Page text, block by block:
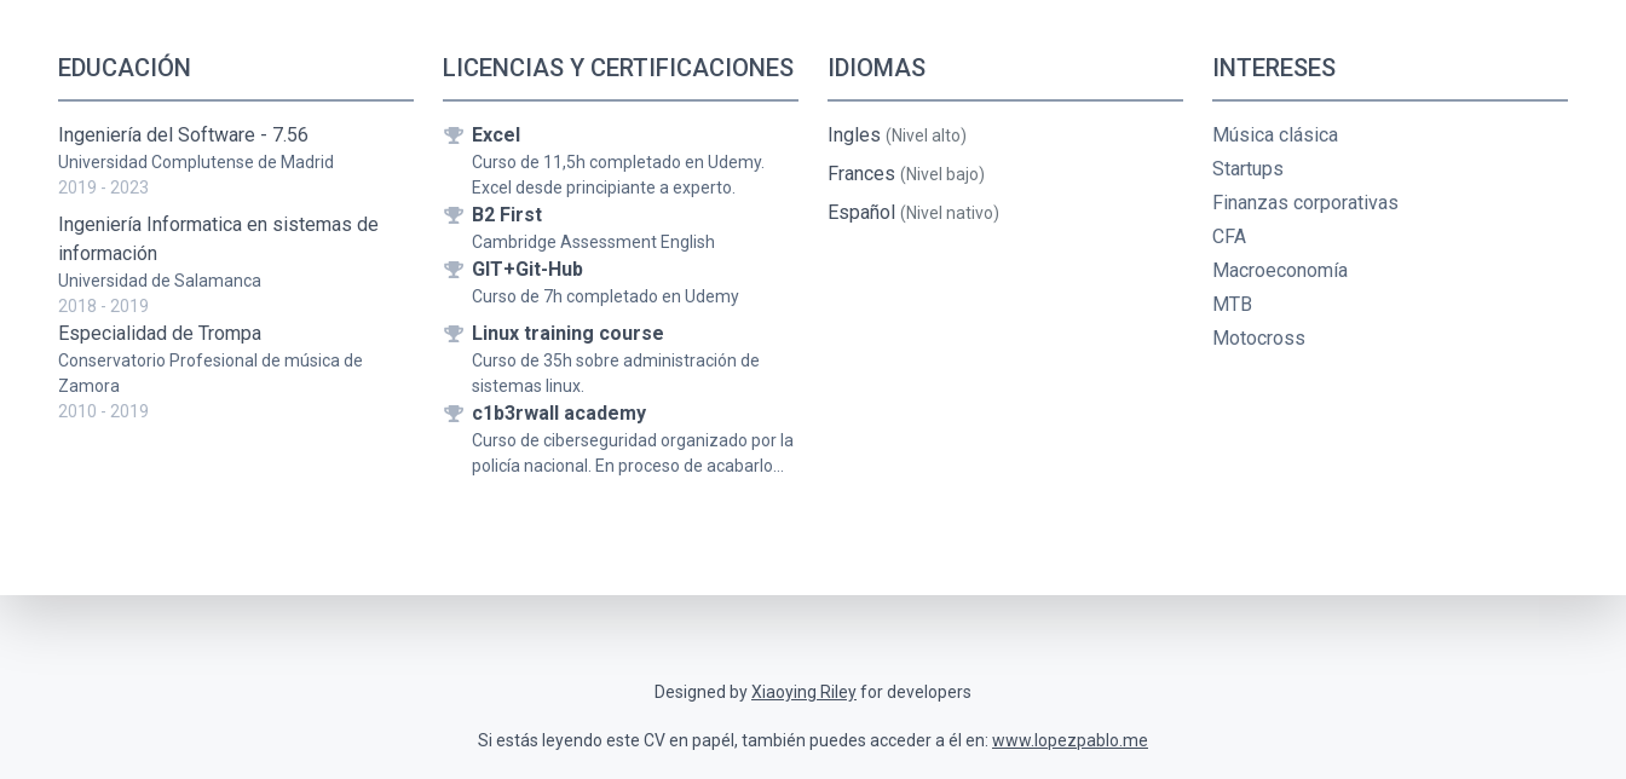
EDUCACIÓN
Ingeniería del Software - 7.56
Universidad Complutense de Madrid
2019 - 2023
Ingeniería Informatica en sistemas de
información
Universidad de Salamanca
2018 - 2019
Especialidad de Trompa
Conservatorio Profesional de música de
Zamora
2010 - 2019
LICENCIAS Y CERTIFICACIONES
Excel
Curso de 11,5h completado en Udemy.
Excel desde principiante a experto.
B2 First
Cambridge Assessment English
GIT+Git-Hub
Curso de 7h completado en Udemy
Linux training course
Curso de 35h sobre administración de
sistemas linux.
c1b3rwall academy
Curso de ciberseguridad organizado por la
policía nacional. En proceso de acabarlo...
IDIOMAS
Ingles (Nivel alto)
Frances (Nivel bajo)
Español (Nivel nativo)
INTERESES
Música clásica
Startups
Finanzas corporativas
CFA
Macroeconomía
MTB
Motocross
Designed byXiaoying Rileyfor developers
Si estás leyendo este CV en papél, también puedes acceder a él en: www.lopezpablo.me